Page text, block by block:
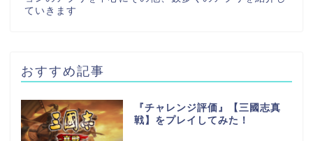
ていきます
おすすめ記事
『チャレンジ評価』【三國志真
戦】をプレイしてみた！